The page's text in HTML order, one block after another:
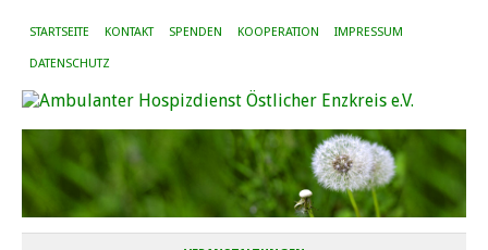
STARTSEITE KONTAKT SPENDEN KOOPERATION IMPRESSUM
DATENSCHUTZ